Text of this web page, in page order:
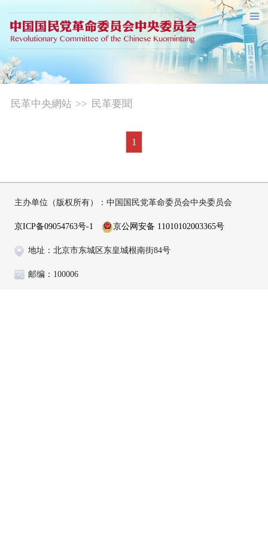
民革中央網站 >> 民革要聞
1
主办单位（版权所有）：中国国民党革命委员会中央委员会
京ICP备09054763号-1 京公网安备 11010102003365号
地址：北京市东城区东皇城根南街84号
邮编：100006